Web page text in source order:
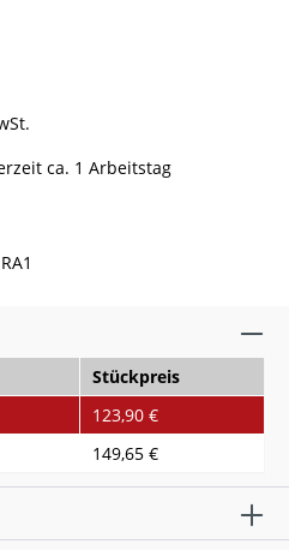
ca. 1 Arbeitstag
Stückpreis
123,90 €
149,65 €